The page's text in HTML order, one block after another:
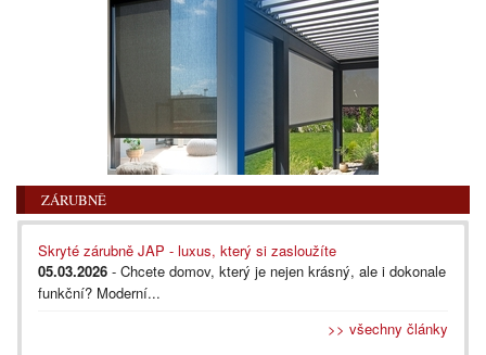
ZÁRUBNĚ
Skryté zárubně JAP - luxus, který si zasloužíte
05.03.2026 - Chcete domov, který je nejen krásný, ale i dokonale
funkční? Moderní...
>> všechny články